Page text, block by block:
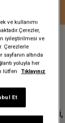
Eastpak
ile
serisi,
ve kullanımı
iyileştirilmesi ve
Çerezlerle
sayfanın altında
yoluyla her
lütfen
Tıklayınız
Et